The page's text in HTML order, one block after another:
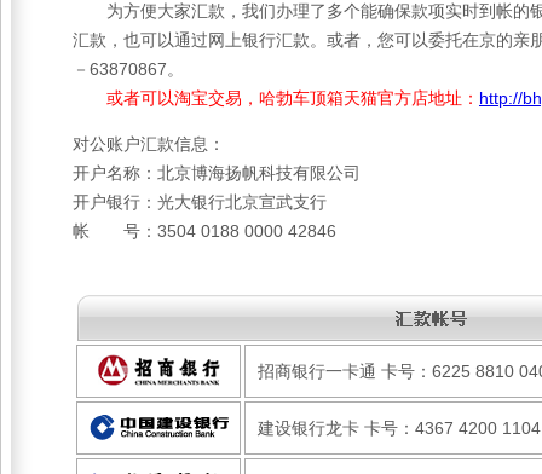
为方便大家汇款，我们办理了多个能确保款项实时到帐的
汇款，也可以通过网上银行汇款。或者，您可以委托在京的
－63870867。
或者可以淘宝交易，哈勃车顶箱天猫官方店地址： http://
对公账户汇款信息：
开户名称：北京博海扬帆科技有限公司
开户银行：光大银行北京宣武支行
帐 号：3504 0188 0000 42846
招商银行一卡通 卡号：6225 8810
建设银行龙卡 卡号：4367 4200